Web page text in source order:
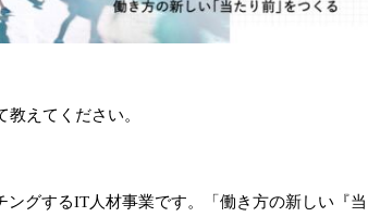
えてください。
グするIT人材事業です。「働き方の新しい『当